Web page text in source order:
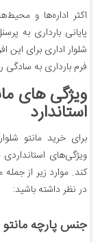
اکثر اداره‌ها و
پایانی بارداری به
شلوار اداری برای این
فرم بارداری به سادگی
ویژگی های
استاندارد
برای خرید مانتو
ویژگی‌های
کند. موارد زیر از
در نظر داشته باشید:
جنس پارچه مانتو